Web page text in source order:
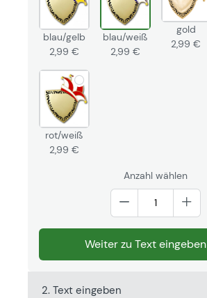
blau/gelb
2,99 €
blau/weiß
2,99 €
gold
2,99 €
rot/weiß
2,99 €
Anzahl wählen
Weiter zu Text eingeben
2. Text eingeben